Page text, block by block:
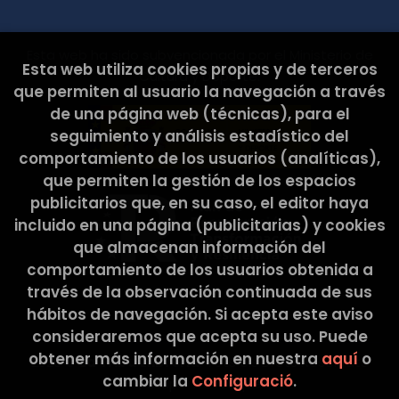
hola@latribullibreria.com 2. CARÀCTER
OBLIGATORI O FACULTATIU DE LA INFORMACIÓ
FACILITADA PER L’USUARI Els Usuaris, mitjançant la
marcació de les caselles corresponents i entrada
de dades en els camps, marcats amb un asterisc
(*) en el formulari de contacte o presentats en
formularis de descàrrega, accepten
expressament i de forma lliure i inequívoca, que
les seves dades són necessàries per atendre la
seva petició, per part del prestador, sent
voluntària la inclusió de dades en els camps
restants. L’Usuari garanteix que les dades
personals facilitades al RESPONSABLE són veraces
i es fa responsable de comunicar qualsevol
modificació de les mateixes. El RESPONSABLE
informa i garanteix expressament als usuaris que
les seves dades personals no seran cedides en
cap cas a tercers, i que sempre que realitzés
algun tipus de cessió de dades personals, es
Cultura y Deporte.
2026 ©La Tribu Llibreria. Tots els Drets Reservats
|Grupo Trevenque
Esta web utiliza cookies propias y de terceros
que permiten al usuario la navegación a través
de una página web (técnicas), para el
seguimiento y análisis estadístico del
comportamiento de los usuarios (analíticas),
que permiten la gestión de los espacios
publicitarios que, en su caso, el editor haya
incluido en una página (publicitarias) y cookies
que almacenan información del
comportamiento de los usuarios obtenida a
través de la observación continuada de sus
hábitos de navegación. Si acepta este aviso
consideraremos que acepta su uso. Puede
obtener más información en nuestra aquí o
cambiar la Configuració.